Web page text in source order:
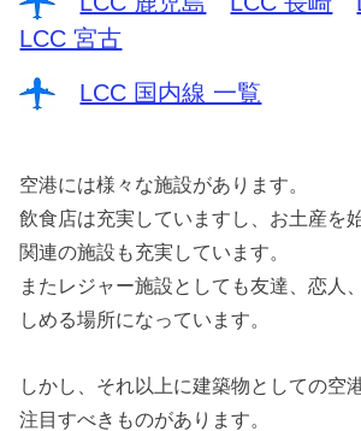
LCC 宮古
LCC 国内線 一覧
空港には様々な施設があります。
飲食店は充実していますし、お土産を
関連の施設も充実しています。
またレジャー施設としても友達、恋人
しめる場所になっています。
しかし、それ以上に建築物としての空
注目すべきものがあります。